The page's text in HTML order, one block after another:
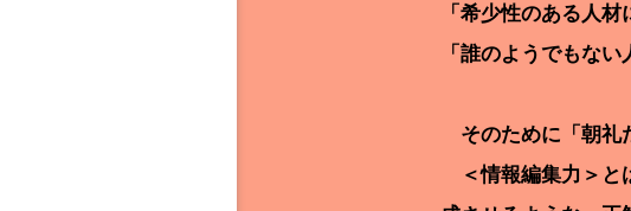
「希少性のある人材
「誰のようでもな
そのために「朝礼
＜情報編集力＞と